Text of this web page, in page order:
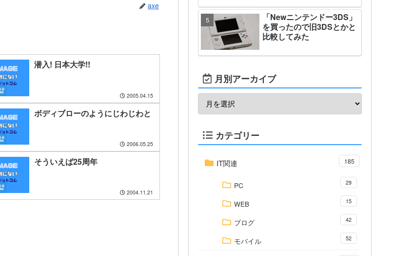
axe
潜入! 日本大学!!
2005.04.15
ボディブローのようにじわじわと
2006.05.25
そういえば25周年
2004.11.21
「Newニンテンドー3DS」
を買ったので旧3DSとかと
比較してみた
月別アーカイブ
カテゴリー
IT関連 185
PC 29
WEB 15
ブログ 42
モバイル 52